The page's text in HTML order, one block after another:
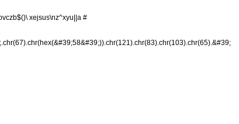
xejsus\nz^xyu||a #